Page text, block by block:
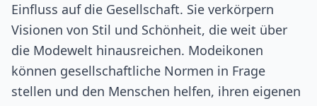
Einfluss auf die Gesellschaft. Sie verkörpern
Visionen von Stil und Schönheit, die weit über
die Modewelt hinausreichen. Modeikonen
können gesellschaftliche Normen in Frage
stellen und den Menschen helfen, ihren eigenen